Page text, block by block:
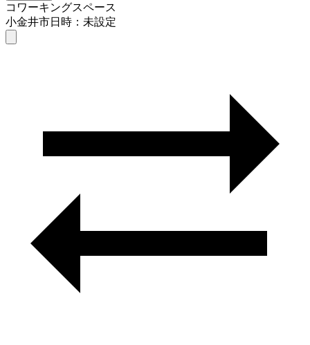
コワーキングスペース
小金井市日時：未設定